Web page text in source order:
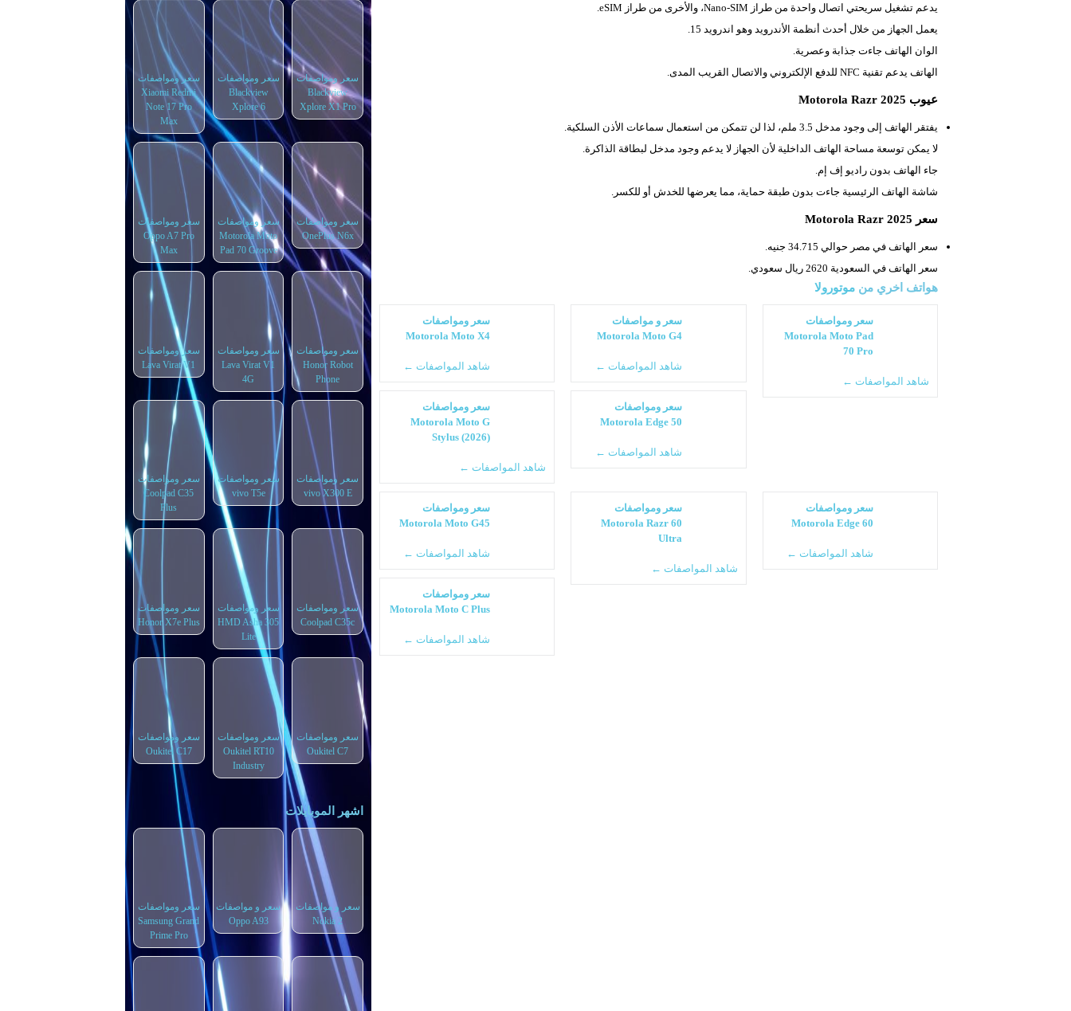
يدعم تشغيل سريحتي اتصال واحدة من طراز Nano-SIM، والأخرى من طراز eSIM.
يعمل الجهاز من خلال أحدث أنظمة الأندرويد وهو اندرويد 15.
الوان الهاتف جاءت جذابة وعصرية.
الهاتف يدعم تقنية NFC للدفع الإلكتروني والاتصال القريب المدى.
عيوب Motorola Razr 2025
يفتقر الهاتف إلى وجود مدخل 3.5 ملم، لذا لن تتمكن من استعمال سماعات الأذن السلكية.
لا يمكن توسعة مساحة الهاتف الداخلية لأن الجهاز لا يدعم وجود مدخل لبطاقة الذاكرة.
جاء الهاتف بدون راديو إف إم.
شاشة الهاتف الرئيسية جاءت بدون طبقة حماية، مما يعرضها للخدش أو للكسر.
سعر Motorola Razr 2025
سعر الهاتف في مصر حوالي 34.715 جنيه.
سعر الهاتف في السعودية 2620 ريال سعودي.
هواتف اخري من موتورولا
سعر ومواصفات
Motorola Moto Pad
70 Pro
شاهد المواصفات ←
سعر و مواصفات
Motorola Moto G4
شاهد المواصفات ←
سعر ومواصفات
Motorola Moto X4
شاهد المواصفات ←
سعر ومواصفات
Motorola Edge 50
شاهد المواصفات ←
سعر ومواصفات
Motorola Moto G
Stylus (2026)
شاهد المواصفات ←
سعر ومواصفات
Motorola Edge 60
شاهد المواصفات ←
سعر ومواصفات
Motorola Razr 60
Ultra
شاهد المواصفات ←
سعر ومواصفات
Motorola Moto G45
شاهد المواصفات ←
سعر ومواصفات
Motorola Moto C Plus
شاهد المواصفات ←
سعر ومواصفات
Blackview
Xplore X1 Pro
سعر ومواصفات
Blackview
Xplore 6
سعر ومواصفات
Xiaomi Redmi
Note 17 Pro
Max
سعر ومواصفات
OnePlus N6x
سعر ومواصفات
Motorola Moto
Pad 70 Groove
سعر ومواصفات
Oppo A7 Pro
Max
سعر ومواصفات
Honor Robot
Phone
سعر ومواصفات
Lava Virat V1
4G
سعر ومواصفات
Lava Virat V1
سعر ومواصفات
vivo X300 E
سعر ومواصفات
vivo T5e
سعر ومواصفات
Coolpad C35
Plus
سعر ومواصفات
Coolpad C35c
سعر ومواصفات
HMD Asha 305
Lite
سعر ومواصفات
Honor X7e Plus
سعر ومواصفات
Oukitel C7
سعر ومواصفات
Oukitel RT10
Industry
سعر ومواصفات
Oukitel C17
اشهر الموبايلات
سعر و مواصفات
Nokia 2
سعر و مواصفات
Oppo A93
سعر ومواصفات
Samsung Grand
Prime Pro